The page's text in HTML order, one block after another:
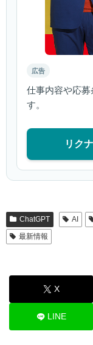
広告
仕事内容や応募
す。
リク
ChatGPT AI
最新情報
X
LINE